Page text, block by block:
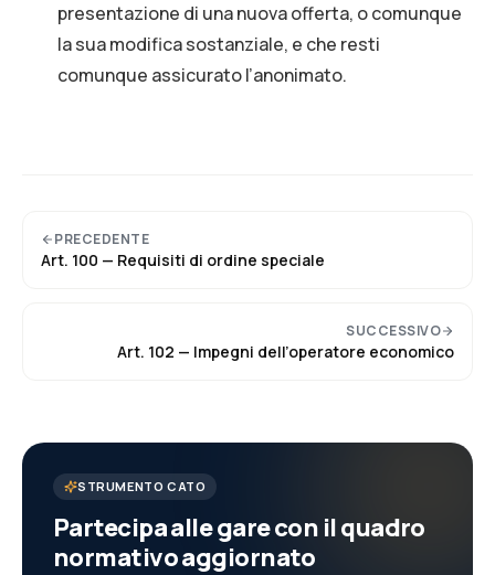
presentazione di una nuova offerta, o comunque
la sua modifica sostanziale, e che resti
comunque assicurato l’anonimato.
PRECEDENTE
Art. 100 — Requisiti di ordine speciale
SUCCESSIVO
Art. 102 — Impegni dell’operatore economico
STRUMENTO CATO
Partecipa alle gare con il quadro
normativo aggiornato